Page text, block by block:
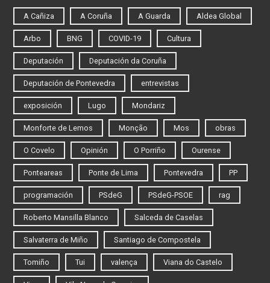
A Cañiza A Coruña A Guarda Aldea Global
Arbo BNG COVID-19 Cultura
Deputación Deputación da Coruña
Deputación de Pontevedra entrevistas
exposición Lugo Mondariz
Monforte de Lemos Monção Mos obras
O Covelo Opinión O Porriño Ourense
Ponteareas Ponte de Lima Pontevedra PP
programación PSdeG PSdeG-PSOE rag
Roberto Mansilla Blanco Salceda de Caselas
Salvaterra de Miño Santiago de Compostela
Tomiño Tui valença Viana do Castelo